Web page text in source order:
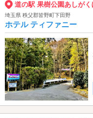
道の駅 果樹公園あしが
埼玉県 秩父郡皆野町下田野
ホテル ティファニー